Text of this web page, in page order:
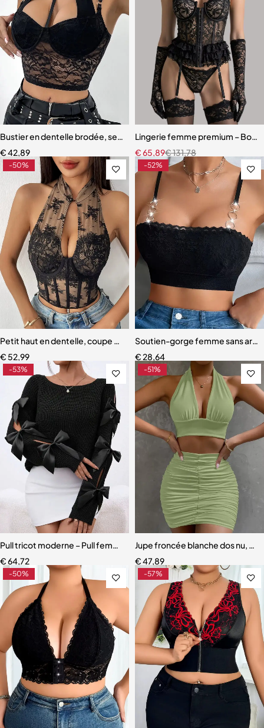
Bustier en dentelle brodée, sexy, ouvert, maille ajourée
€42,89
Lingerie femme premium –
€131,78
€65,89
-50%
Petit haut en dentelle, coupe couvertes, sans bretelles
€ 52,99
-52%
Soutien-gorge femme sans
€28,64
-53%
Pull tricot moderne – Pull femme avec détail nœud et coupe
€64,72
-51%
Jupe froncée blanche dos nu, 2
€47,89
-50% -57%